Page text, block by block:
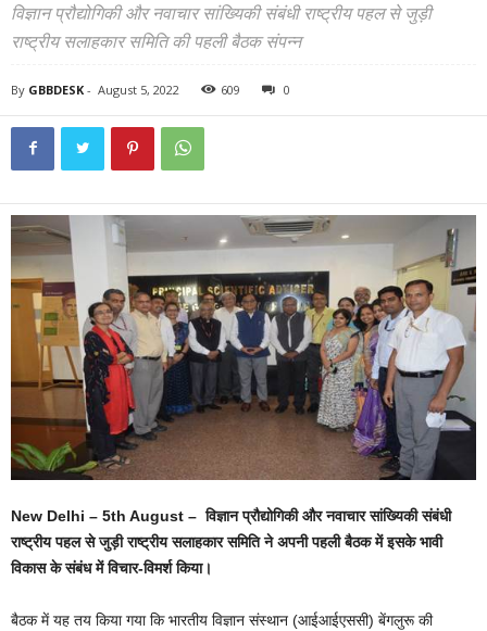
विज्ञान प्रौद्योगिकी और नवाचार सांख्यिकी संबंधी राष्ट्रीय पहल से जुड़ी
राष्ट्रीय सलाहकार समिति की पहली बैठक संपन्न
By GBBDESK - August 5, 2022 609 0
New Delhi – 5th August – विज्ञान प्रौद्योगिकी और नवाचार सांख्यिकी संबंधी
राष्ट्रीय पहल से जुड़ी राष्ट्रीय सलाहकार समिति ने अपनी पहली बैठक में इसके भावी
विकास के संबंध में विचार-विमर्श किया।
बैठक में यह तय किया गया कि भारतीय विज्ञान संस्थान (आईआईएससी) बेंगलुरू की